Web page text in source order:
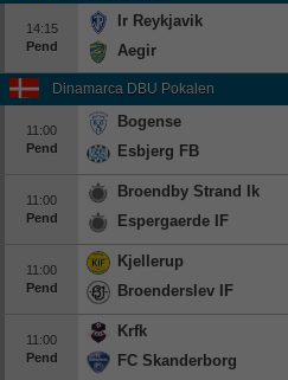
14:15
Pend
Ir Reykjavik
Aegir
Dinamarca DBU Pokalen
11:00
Pend
Bogense
Esbjerg FB
11:00
Pend
Broendby Strand Ik
Espergaerde IF
11:00
Pend
Kjellerup
Broenderslev IF
11:00
Pend
Krfk
FC Skanderborg